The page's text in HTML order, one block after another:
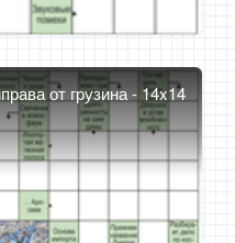
от грузина - 14x14